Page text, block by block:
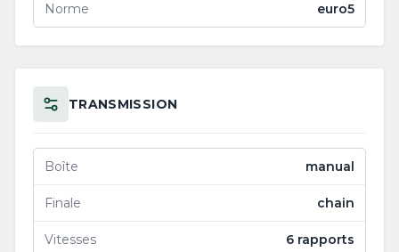
Norme euro5
TRANSMISSION
Boîte manual
Finale chain
Vitesses 6 rapports